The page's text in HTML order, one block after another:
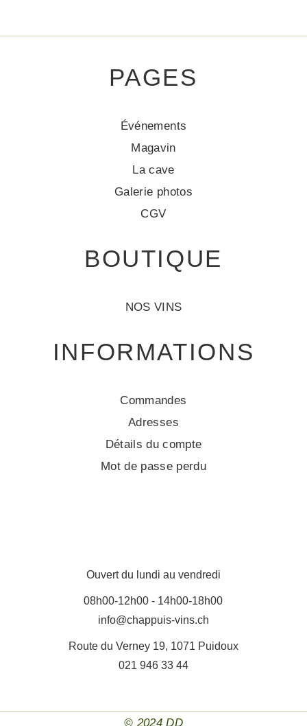
PAGES
Événements
Magavin
La cave
Galerie photos
CGV
BOUTIQUE
NOS VINS
INFORMATIONS
Commandes
Adresses
Détails du compte
Mot de passe perdu
Ouvert du lundi au vendredi
08h00-12h00 - 14h00-18h00
info@chappuis-vins.ch
Route du Verney 19, 1071 Puidoux
021 946 33 44
© 2024 DD